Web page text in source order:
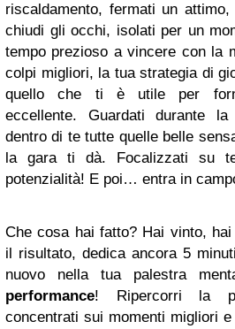
riscaldamento, fermati un
chiudi gli occhi, isolati per un
tempo prezioso a vincere con la
colpi migliori, la tua strategia di
quello che ti è utile per
eccellente. Guardati durante
dentro di te tutte quelle belle
la gara ti dà. Focalizzati su
potenzialità! E poi… entra in
Che cosa hai fatto? Hai vinto,
il risultato, dedica ancora 5
nuovo nella tua palestra
performance! Ripercorri la
concentrati sui momenti migliori